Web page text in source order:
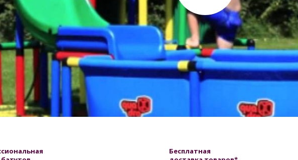
Бесплатная